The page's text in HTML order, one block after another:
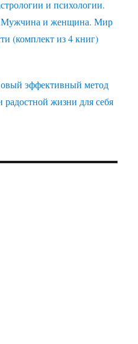
и психологии.
и женщина. Мир
(комплект из 4 книг)
эффективный метод
радостной жизни для себя